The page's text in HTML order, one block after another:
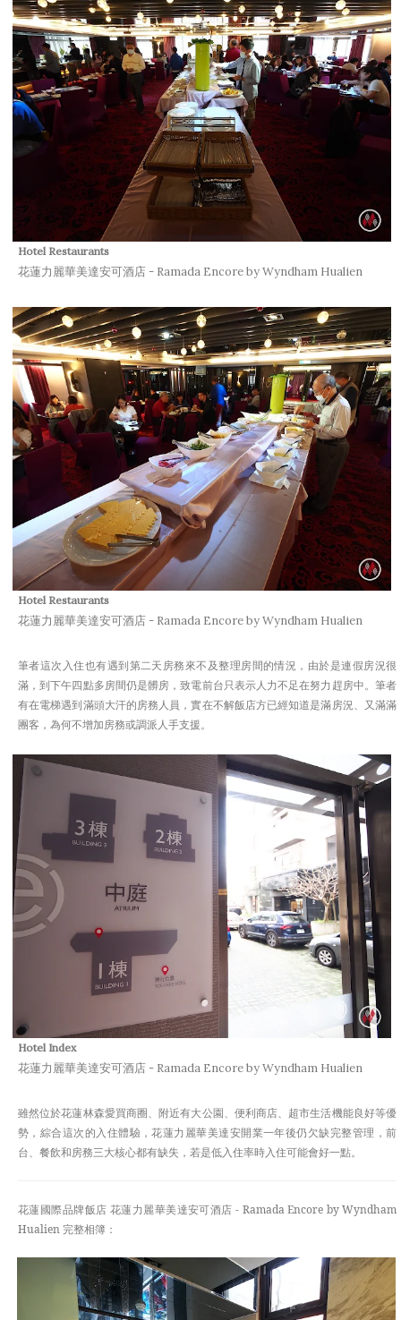
Hotel Restaurants
花蓮力麗華美達安可酒店 - Ramada Encore by Wyndham Hualien
Hotel Restaurants
花蓮力麗華美達安可酒店 - Ramada Encore by Wyndham Hualien
筆者這次入住也有遇到第二天房務來不及整理房間的情況，由於是連假房況很
滿，到下午四點多房間仍是髒房，致電前台只表示人力不足在努力趕房中。筆者
有在電梯遇到滿頭大汗的房務人員，實在不解飯店方已經知道是滿房況、又滿滿
團客，為何不增加房務或調派人手支援。
Hotel Index
花蓮力麗華美達安可酒店 - Ramada Encore by Wyndham Hualien
雖然位於花蓮林森愛買商圈、附近有大公園、便利商店、超市生活機能良好等優
勢，綜合這次的入住體驗，花蓮力麗華美達安開業一年後仍欠缺完整管理，前
台、餐飲和房務三大核心都有缺失，若是低入住率時入住可能會好一點。
花蓮國際品牌飯店 花蓮力麗華美達安可酒店 - Ramada Encore by Wyndham
Hualien 完整相簿：